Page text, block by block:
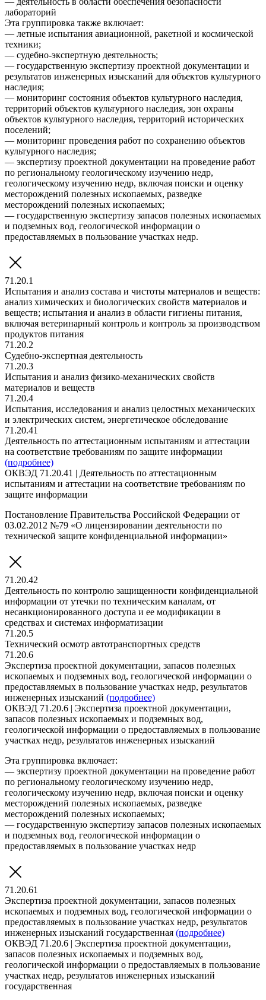
лабораторий
Эта группировка также включает:
— летные испытания авиационной, ракетной и космической
техники;
— судебно-экспертную деятельность;
— государственную экспертизу проектной документации и
результатов инженерных изысканий для объектов культурного
наследия;
— мониторинг состояния объектов культурного наследия,
территорий объектов культурного наследия, зон охраны
объектов культурного наследия, территорий исторических
поселений;
— мониторинг проведения работ по сохранению объектов
культурного наследия;
— экспертизу проектной документации на проведение работ
по региональному геологическому изучению недр,
геологическому изучению недр, включая поиски и оценку
месторождений полезных ископаемых, разведке
месторождений полезных ископаемых;
— государственную экспертизу запасов полезных ископаемых
и подземных вод, геологической информации о
предоставляемых в пользование участках недр.
71.20.1
Испытания и анализ состава и чистоты материалов и веществ:
анализ химических и биологических свойств материалов и
веществ; испытания и анализ в области гигиены питания,
включая ветеринарный контроль и контроль за производством
продуктов питания
71.20.2
Судебно-экспертная деятельность
71.20.3
Испытания и анализ физико-механических свойств
материалов и веществ
71.20.4
Испытания, исследования и анализ целостных механических
и электрических систем, энергетическое обследование
71.20.41
Деятельность по аттестационным испытаниям и аттестации
на соответствие требованиям по защите информации
(подробнее)
ОКВЭД 71.20.41 | Деятельность по аттестационным
испытаниям и аттестации на соответствие требованиям по
защите информации
Постановление Правительства Российской Федерации от
03.02.2012 №79 «О лицензировании деятельности по
технической защите конфиденциальной информации»
71.20.42
Деятельность по контролю защищенности конфиденциальной
информации от утечки по техническим каналам, от
несанкционированного доступа и ее модификации в
средствах и системах информатизации
71.20.5
Технический осмотр автотранспортных средств
71.20.6
Экспертиза проектной документации, запасов полезных
ископаемых и подземных вод, геологической информации о
предоставляемых в пользование участках недр, результатов
инженерных изысканий (подробнее)
ОКВЭД 71.20.6 | Экспертиза проектной документации,
запасов полезных ископаемых и подземных вод,
геологической информации о предоставляемых в пользование
участках недр, результатов инженерных изысканий
Эта группировка включает:
— экспертизу проектной документации на проведение работ
по региональному геологическому изучению недр,
геологическому изучению недр, включая поиски и оценку
месторождений полезных ископаемых, разведке
месторождений полезных ископаемых;
— государственную экспертизу запасов полезных ископаемых
и подземных вод, геологической информации о
предоставляемых в пользование участках недр
71.20.61
Экспертиза проектной документации, запасов полезных
ископаемых и подземных вод, геологической информации о
предоставляемых в пользование участках недр, результатов
инженерных изысканий государственная (подробнее)
ОКВЭД 71.20.6 | Экспертиза проектной документации,
запасов полезных ископаемых и подземных вод,
геологической информации о предоставляемых в пользование
участках недр, результатов инженерных изысканий
государственная